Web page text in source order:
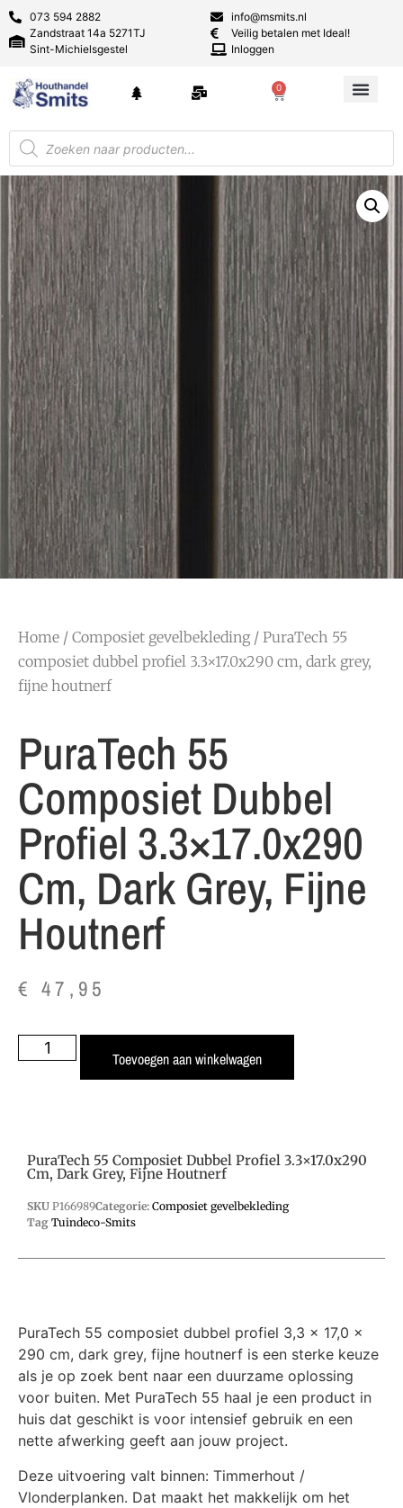
073 594 2882
Zandstraat 14a 5271TJ
Sint-Michielsgestel
info@msmits.nl
Veilig betalen met Ideal!
Inloggen
0
Home / Composiet gevelbekleding/ PuraTech 55
composiet dubbel profiel 3.3×17.0x290 cm, dark grey,
fijne houtnerf
PuraTech 55
Composiet Dubbel
Profiel 3.3×17.0x290
Cm, Dark Grey, Fijne
Houtnerf
€ 47,95
Toevoegen aan winkelwagen
PuraTech 55 Composiet Dubbel Profiel 3.3×17.0x290
Cm, Dark Grey, Fijne Houtnerf
SKU P166989Categorie: Composiet gevelbekleding
Tag Tuindeco-Smits
PuraTech 55 composiet dubbel profiel 3,3 x 17,0 x
290 cm, dark grey, fijne houtnerf is een sterke keuze
als je op zoek bent naar een duurzame oplossing
voor buiten. Met PuraTech 55 haal je een product in
huis dat geschikt is voor intensief gebruik en een
nette afwerking geeft aan jouw project.
Deze uitvoering valt binnen: Timmerhout /
Vlonderplanken. Dat maakt het makkelijk om het